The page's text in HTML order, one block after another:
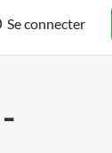
Se connecter